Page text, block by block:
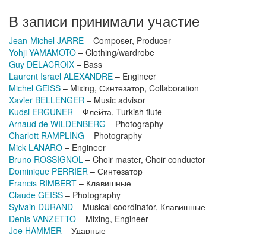
В записи принимали участие
Jean-Michel JARRE – Composer, Producer
Yohji YAMAMOTO – Clothing/wardrobe
Guy DELACROIX – Bass
Laurent Israel ALEXANDRE – Engineer
Michel GEISS – Mixing, Синтезатор, Collaboration
Xavier BELLENGER – Music advisor
Kudsi ERGUNER – Флейта, Turkish flute
Arnaud de WILDENBERG – Photography
Charlott RAMPLING – Photography
Mick LANARO – Engineer
Bruno ROSSIGNOL – Choir master, Choir conductor
Dominique PERRIER – Синтезатор
Francis RIMBERT – Клавишные
Claude GEISS – Photography
Sylvain DURAND – Musical coordinator, Клавишные
Denis VANZETTO – Mixing, Engineer
Joe HAMMER – Ударные